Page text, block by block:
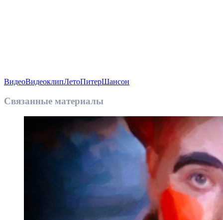
ВидеоВидеоклипЛетоПитерШансон
Связанные материалы